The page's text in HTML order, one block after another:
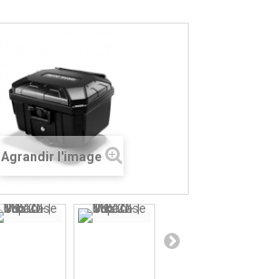
Agrandir l'image